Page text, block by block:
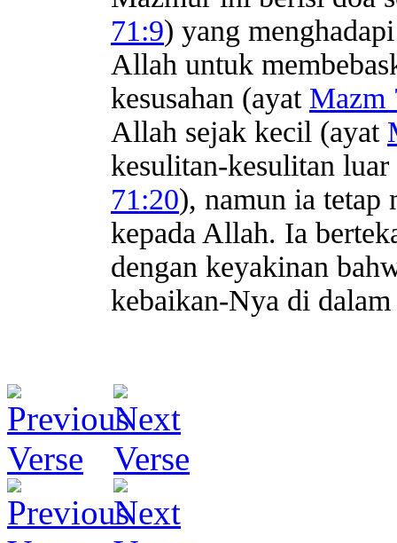
71:9) yang
Allah untuk
kesusahan (ayat Mazm
Allah sejak kecil (ayat
kesulitan-kesulitan
71:20), namun ia tetap
kepada Allah. Ia
dengan keyakinan
kebaikan-Nya di